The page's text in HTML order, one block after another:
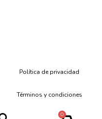
0
Política de privacidad
Términos y condiciones